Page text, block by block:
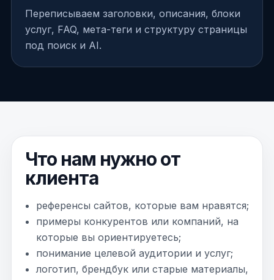
Переписываем заголовки, описания, блоки
услуг, FAQ, мета-теги и структуру страницы
под поиск и AI.
Что нам нужно от
клиента
референсы сайтов, которые вам нравятся;
примеры конкурентов или компаний, на
которые вы ориентируетесь;
понимание целевой аудитории и услуг;
логотип, брендбук или старые материалы,